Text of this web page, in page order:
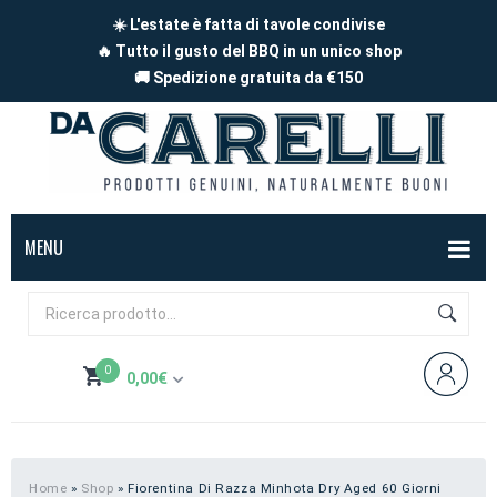
☀️ L'estate è fatta di tavole condivise
🔥 Tutto il gusto del BBQ in un unico shop
🚚 Spedizione gratuita da €150
MENU
BOX
FORMAGGI
Pecora
A pezzi
Carne di maiale
BBQ
0 0,00€
Subtotale: 0,00€
Home » Shop »Fiorentina Di Razza Minhota Dry Aged 60 Giorni